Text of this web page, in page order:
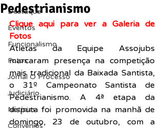
Destaque
Eventos
Funcionalismo
Fotos
Jornal O Processo
Judiciário
Notícias
Convênios
Pedestrianismo
Clique aqui para ver a Galeria de
Fotos
Atletas da Equipe Assojubs
marcaram presença na competição
mais tradicional da Baixada Santista,
o 31º Campeonato Santista de
Pedestrianismo. A 4ª etapa da
disputa foi promovida na manhã de
domingo, 23 de outubro, com a